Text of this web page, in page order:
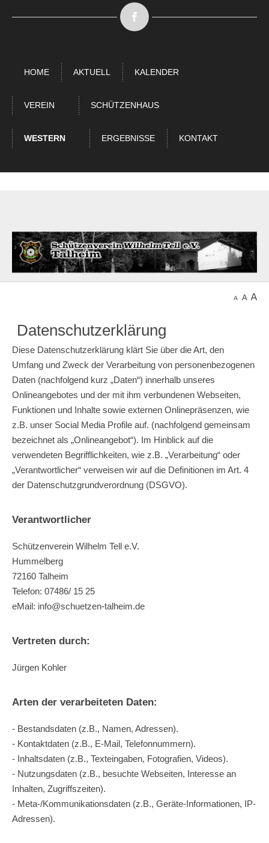
HOME AKTUELL KALENDER
VEREIN SCHÜTZENHAUS
WESTERN ERGEBNISSE KONTAKT
Datenschutzerklärung
Diese Datenschutzerklärung klärt Sie über die Art, den
Umfang und Zweck der Verarbeitung von personenbezogenen
Daten (nachfolgend kurz „Daten“) innerhalb unseres
Onlineangebotes und der mit ihm verbundenen Webseiten,
Funktionen und Inhalte sowie externen Onlinepräsenzen, wie
z.B. unser Social Media Profile auf. (nachfolgend gemeinsam
bezeichnet als „Onlineangebot“). Im Hinblick auf die
verwendeten Begrifflichkeiten, wie z.B. „Verarbeitung“ oder
„Verantwortlicher“ verweisen wir auf die Definitionen im Art. 4
der Datenschutzgrundverordnung (DSGVO).
Verantwortlicher
Schützenverein Wilhelm Tell e.V.
Hummelberg
72160 Talheim
Telefon: 07486/ 15 25
eMail: info@schuetzen-talheim.de
Vertreten durch:
Jürgen Kohler
Arten der verarbeiteten Daten:
- Bestandsdaten (z.B., Namen, Adressen).
- Kontaktdaten (z.B., E-Mail, Telefonnummern).
- Inhaltsdaten (z.B., Texteingaben, Fotografien, Videos).
- Nutzungsdaten (z.B., besuchte Webseiten, Interesse an
Inhalten, Zugriffszeiten).
- Meta-/Kommunikationsdaten (z.B., Geräte-Informationen, IP-
Adressen).